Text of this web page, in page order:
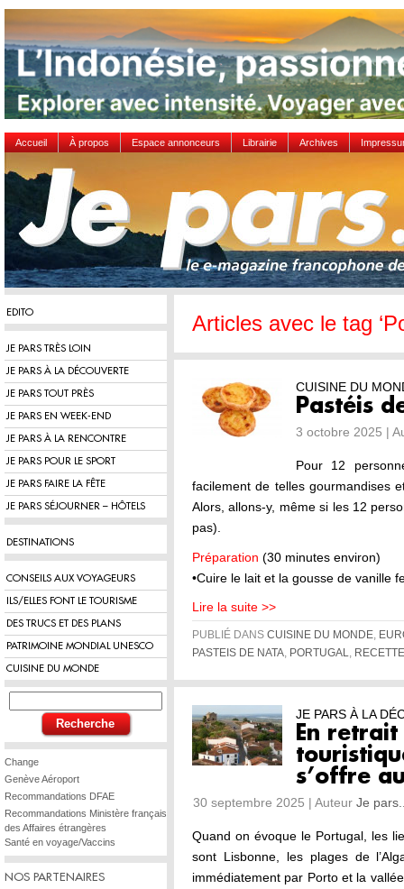
Accueil À propos Espace annonceurs Librairie Archives
EDITO
JE PARS TRÈS LOIN
JE PARS À LA DÉCOUVERTE
JE PARS TOUT PRÈS
JE PARS EN WEEK-END
JE PARS À LA RENCONTRE
JE PARS POUR LE SPORT
JE PARS FAIRE LA FÊTE
JE PARS SÉJOURNER – HÔTELS
DESTINATIONS
CONSEILS AUX VOYAGEURS
ILS/ELLES FONT LE TOURISME
DES TRUCS ET DES PLANS
PATRIMOINE MONDIAL UNESCO
CUISINE DU MONDE
Change
Genève Aéroport
Recommandations DFAE
Recommandations Ministère français
des Affaires étrangères
Santé en voyage/Vaccins
NOS PARTENAIRES
Articles avec le tag
CUISINE DU
Pastéis
3 octobre 2025 |
Pour 12
facilement de telles gourmandises
Alors, allons-y, même si les 12
pas).
Préparation (30 minutes environ)
•Cuire le lait et la gousse de vanille
Lire la suite >>
PUBLIÉ DANS CUISINE DU MONDE
PASTEIS DE NATA
PORTUGAL RECETTE
JE PARS À LA
En
s’offre
30 septembre 2025 | Auteur Je
Quand on évoque le Portugal, les
sont Lisbonne, les plages de
immédiatement par Porto et la